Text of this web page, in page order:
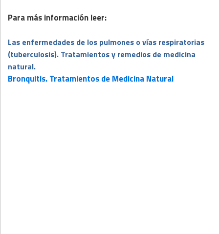
Para más información leer:
Las enfermedades de los pulmones o vías respiratorias
(tuberculosis). Tratamientos y remedios de medicina
natural.
Bronquitis. Tratamientos de Medicina Natural